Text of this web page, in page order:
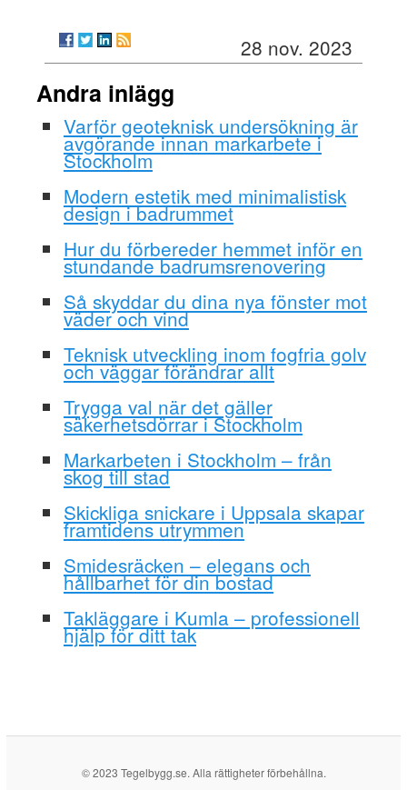
28 nov. 2023
Andra inlägg
Varför geoteknisk undersökning är
avgörande innan markarbete i
Stockholm
Modern estetik med minimalistisk
design i badrummet
Hur du förbereder hemmet inför en
stundande badrumsrenovering
Så skyddar du dina nya fönster mot
väder och vind
Teknisk utveckling inom fogfria golv
och väggar förändrar allt
Trygga val när det gäller
säkerhetsdörrar i Stockholm
Markarbeten i Stockholm – från
skog till stad
Skickliga snickare i Uppsala skapar
framtidens utrymmen
Smidesräcken – elegans och
hållbarhet för din bostad
Takläggare i Kumla – professionell
hjälp för ditt tak
© 2023 Tegelbygg.se. Alla rättigheter förbehållna.